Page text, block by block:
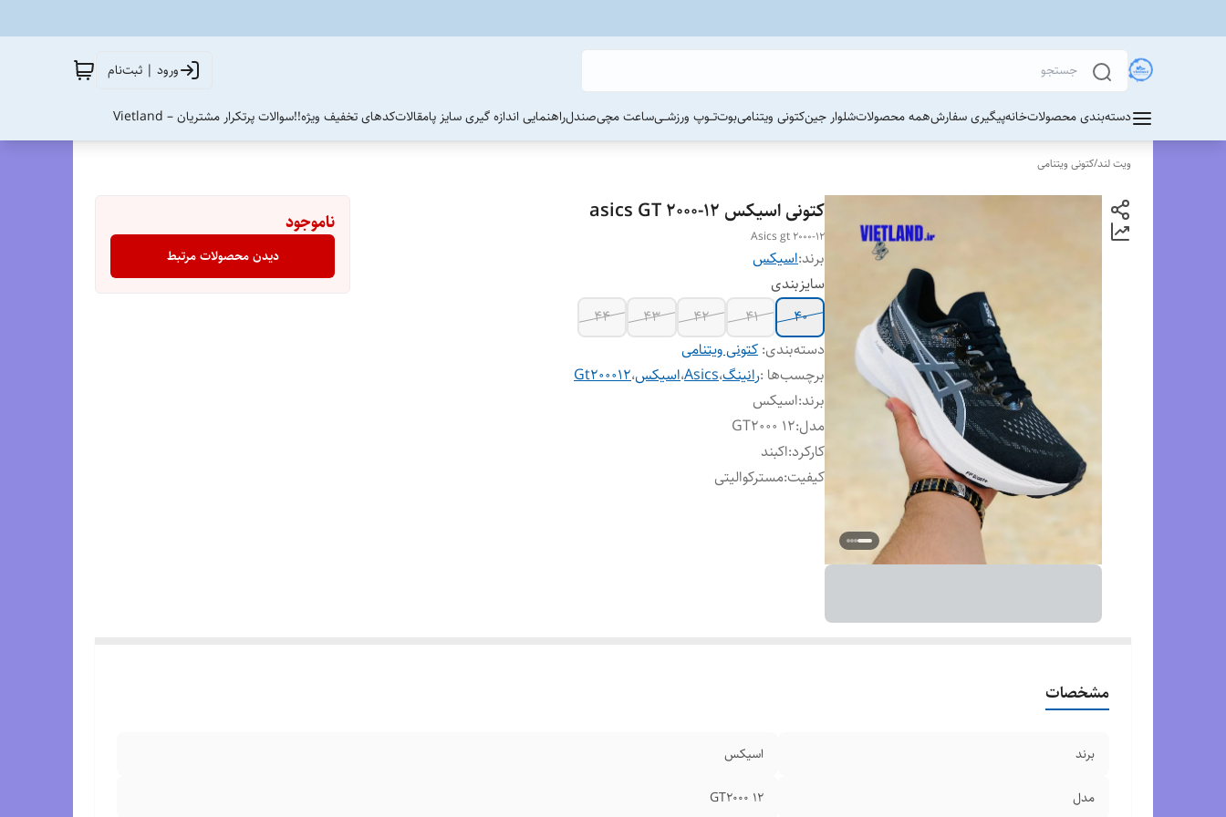
ورود | ثبت‌نام
دسته‌بندی محصولاتخانهپیگیری سفارشهمه محصولاتشلوار جینکتونی ویتنامیبوتتــوپ ورزشــیساعت مچیصندلراهنمایی اندازه گیری سایز پامقالاتکدهای تخفیف ویژه!!سوالات پرتکرار مشتریان – Vietland
ویت لند/کتونی ویتنامی
کتونی اسیکس asics GT 2000-12
Asics gt 2000-12
برند:اسیکس
سایزبندی
۴۰
۴۱ ۴۲ ۴۳
۴۴
دسته‌بندی: کتونی ویتنامی
برچسب‌ها :رانینگ،Asics،اسیکس،Gt200012
برند:اسیکس
مدل:
GT2000 12
کارکرد:اکبند
کیفیت:مسترکوالیتی
ناموجود
دیدن محصولات مرتبط
مشخصات
برند اسیکس
مدل GT2000 12